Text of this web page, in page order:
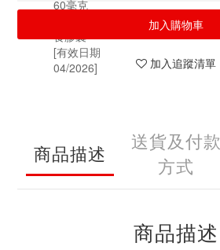
加入購物車
加入追蹤清單
商品描述
送貨及付款
方式
商品描述